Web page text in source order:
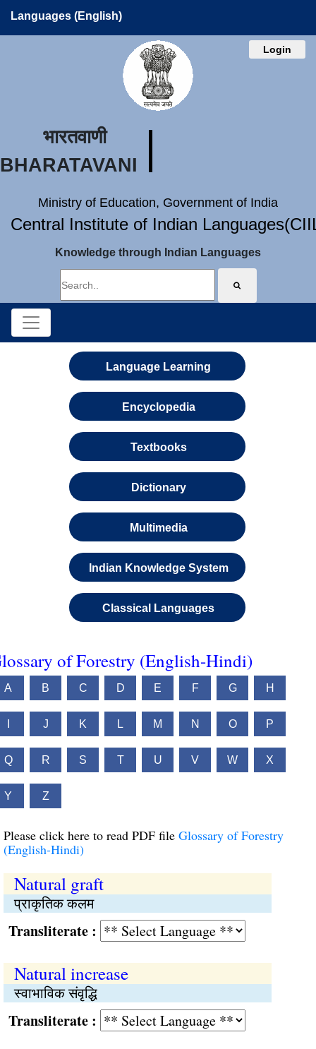
Languages (English)
Login
भारतवाणी
BHARATAVANI
Ministry of Education, Government of India
Central Institute of Indian
Knowledge through Indian Languages
Language Learning
Encyclopedia
Textbooks
Dictionary
Multimedia
Indian Knowledge System
Classical Languages
of Forestry (English-Hindi)
A B C D E F G H
J K L M N O P
Q R S T U V W X
Y Z
Please click here to read PDF file Glossary of Forestry
(English-Hindi)
Natural graft
प्राकृतिक कलम
:
Natural increase
स्वाभाविक संवृद्धि
: